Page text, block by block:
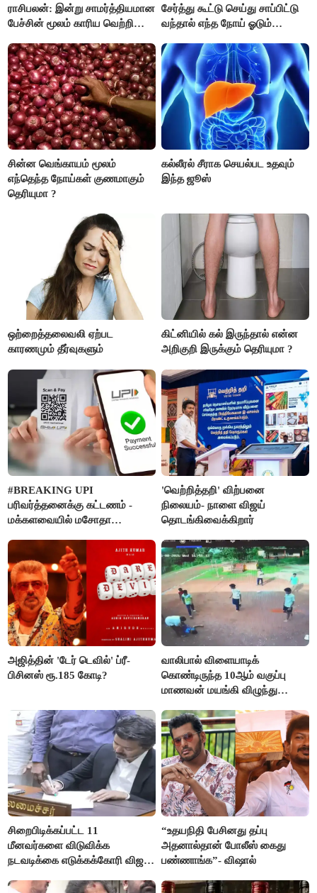
ராசிபலன்: இன்று சாமர்த்தியமான
பேச்சின் மூலம் காரிய வெற்றி
பொறுப்புகளை ஒப்படைப்பதில்
கவனம் தேவை..!
சேர்த்து கூட்டு செய்து சாப்பிட்டு
வந்தால் எந்த நோய் ஓடும்
சின்ன வெங்காயம் மூலம்
எந்தெந்த நோய்கள் குணமாகும்
தெரியுமா ?
கல்லீரல் சீராக செயல்பட உதவும்
இந்த ஜூஸ்
ஒற்றைத்தலைவலி ஏற்பட
காரணமும் தீர்வுகளும்
கிட்னியில் கல் இருந்தால் என்ன
அறிகுறி இருக்கும் தெரியுமா ?
#BREAKING UPI
பரிவர்த்தனைக்கு கட்டணம் -
மக்களவையில் மசோதா
'வெற்றித்தறி' விற்பனை
நிலையம்- நாளை விஜய்
தொடங்கிவைக்கிறார்
அஜித்தின் 'டேர் டெவில்' ப்ரீ-
பிசினஸ் ரூ.185 கோடி?
வாலிபால் விளையாடிக்
கொண்டிருந்த 10ஆம் வகுப்பு
மாணவன் மயங்கி விழுந்து
சிறைபிடிக்கப்பட்ட 11
மீனவர்களை விடுவிக்க
நடவடிக்கை எடுக்கக்கோரி விஜய்
“உதயநிதி பேசினது தப்பு
அதனால்தான் போலீஸ் கைது
பண்ணாங்க”- விஷால்